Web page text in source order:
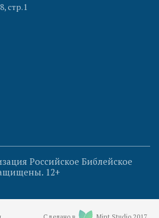
стр.1
Российское Библейское
12+